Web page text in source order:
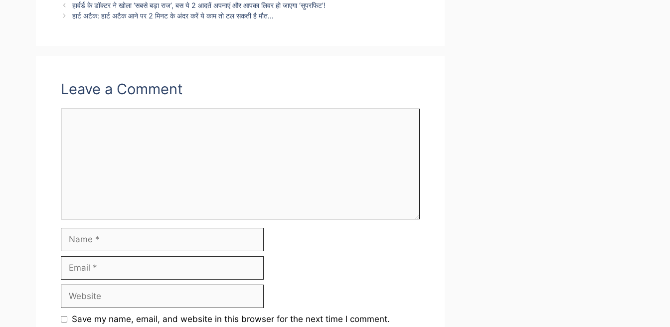
हार्वर्ड के डॉक्टर ने खोला ‘सबसे बड़ा राज’, बस ये 2 आदतें अपनाएं और आपका लिवर हो जाएगा ‘सुपरफिट’!
हार्ट अटैक: हार्ट अटैक आने पर 2 मिनट के अंदर करें ये काम तो टल सकती है मौत…
Leave a Comment
Name
Email
Website
Save my name, email, and website in this browser for the next time I comment.